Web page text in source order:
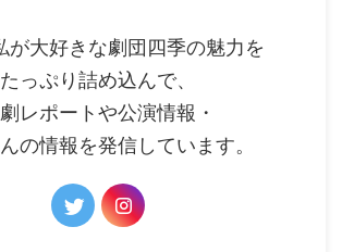
が大好きな劇団四季の魅力を
たっぷり詰め込んで、
レポートや公演情報・
の情報を発信しています。